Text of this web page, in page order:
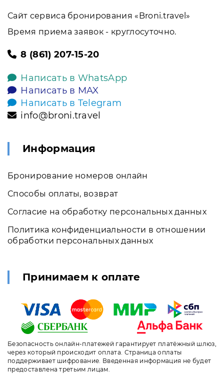
Сайт сервиса бронирования «Broni.travel»
Время приема заявок - круглосуточно.
8 (861) 207-15-20
Написать в WhatsApp
Написать в MAX
Написать в Telegram
info@broni.travel
Информация
Бронирование номеров онлайн
Способы оплаты, возврат
Согласие на обработку персональных данных
Политика конфиденциальности в отношении
обработки персональных данных
Принимаем к оплате
Безопасность онлайн-платежей гарантирует платёжный шлюз,
через который происходит оплата. Страница оплаты
поддерживает шифрование. Введенная информация не будет
предоставлена третьим лицам.